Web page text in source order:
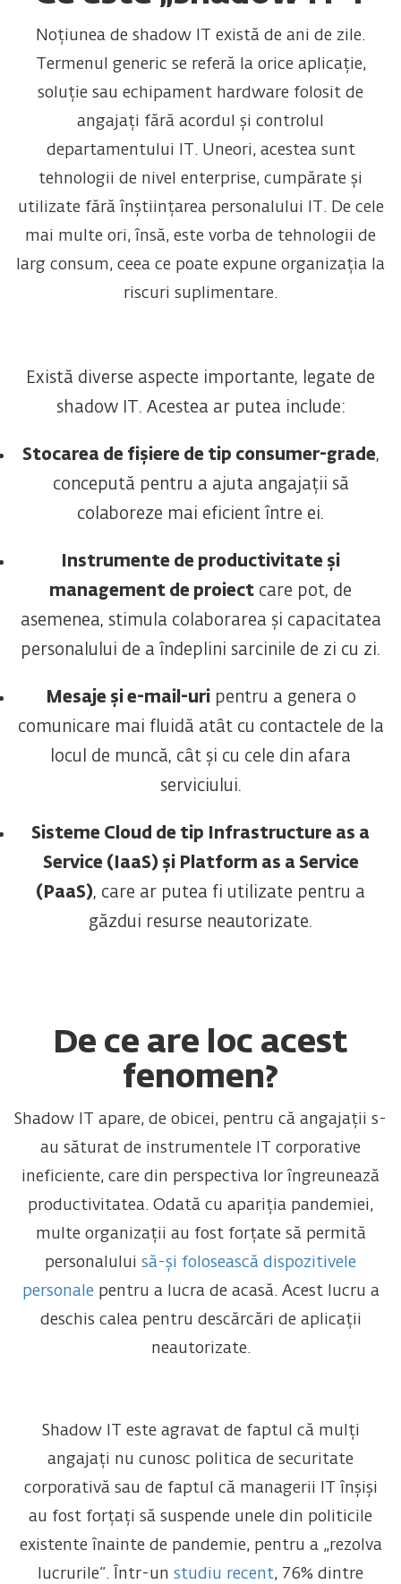
Noțiunea de shadow IT există de ani de zile.
Termenul generic se referă la orice aplicație,
soluție sau echipament hardware folosit de
angajați fără acordul și controlul
departamentului IT. Uneori, acestea sunt
tehnologii de nivel enterprise, cumpărate și
utilizate fără înștiințarea personalului IT. De cele
mai multe ori, însă, este vorba de tehnologii de
larg consum, ceea ce poate expune organizația la
riscuri suplimentare.
Există diverse aspecte importante, legate de
shadow IT. Acestea ar putea include:
Stocarea de fișiere de tip consumer-grade,
concepută pentru a ajuta angajații să
colaboreze mai eficient între ei.
Instrumente de productivitate și
management de proiect care pot, de
asemenea, stimula colaborarea și capacitatea
personalului de a îndeplini sarcinile de zi cu zi.
Mesaje și e-mail-uripentru a genera o
comunicare mai fluidă atât cu contactele de la
locul de muncă, cât și cu cele din afara
serviciului.
Sisteme Cloud de tip Infrastructure as a
Service (IaaS) și Platform as a Service
(PaaS), care ar putea fi utilizate pentru a
găzdui resurse neautorizate.
De ce are loc acest
fenomen?
Shadow IT apare, de obicei, pentru că angajații s-
au săturat de instrumentele IT corporative
ineficiente, care din perspectiva lor îngreunează
productivitatea. Odată cu apariția pandemiei,
multe organizații au fost forțate să permită
personalului să-și folosească dispozitivele
personale pentru a lucra de acasă. Acest lucru a
deschis calea pentru descărcări de aplicații
neautorizate.
Shadow IT este agravat de faptul că mulți
angajați nu cunosc politica de securitate
corporativă sau de faptul că managerii IT înșiși
au fost forțați să suspende unele din politicile
existente înainte de pandemie, pentru a „rezolva
lucrurile”. Într-un studiu recent, 76% dintre